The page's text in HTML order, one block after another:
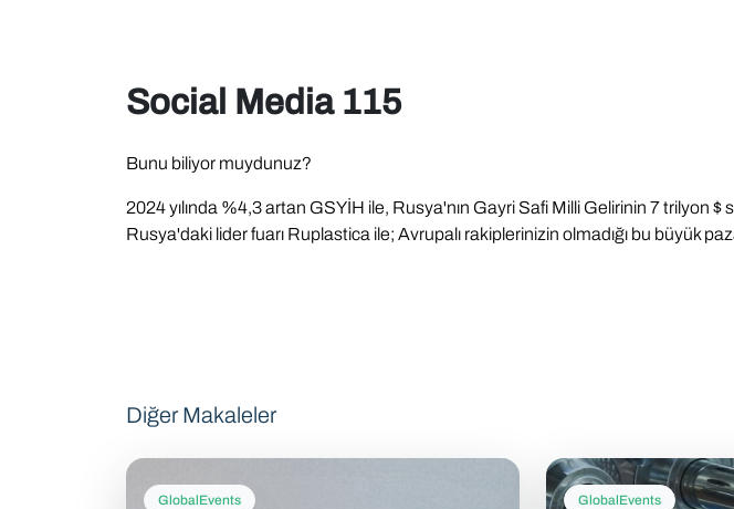
Social Media 115
Bunu biliyor muydunuz?
2024 yılında %4,3 artan GSYİH ile, Rusya'nın Gayri Safi Milli Gelirinin 7 trilyon
Rusya'daki lider fuarı Ruplastica ile; Avrupalı rakiplerinizin olmadığı bu büyük
Diğer Makaleler
GlobalEvents GlobalEvents